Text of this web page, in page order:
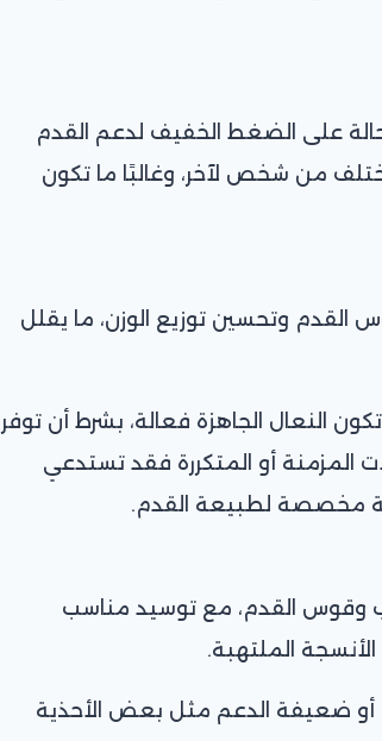
على الضغط الخفيف لدعم القدم
من شخص لآخر، وغالبًا ما تكون
وتحسين توزيع الوزن، ما يقلل
النعال الجاهزة فعالة، بشرط أن توفر
المزمنة أو المتكررة فقد تستدعي
مخصصة لطبيعة القدم.
وقوس القدم، مع توسيد مناسب
الملتهبة.
أو ضعيفة الدعم مثل بعض الأحذية